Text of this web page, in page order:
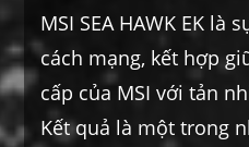
MSI SEA HAWK EK là
cách mạng, kết hợp
cấp của MSI với tản
Kết quả là một trong